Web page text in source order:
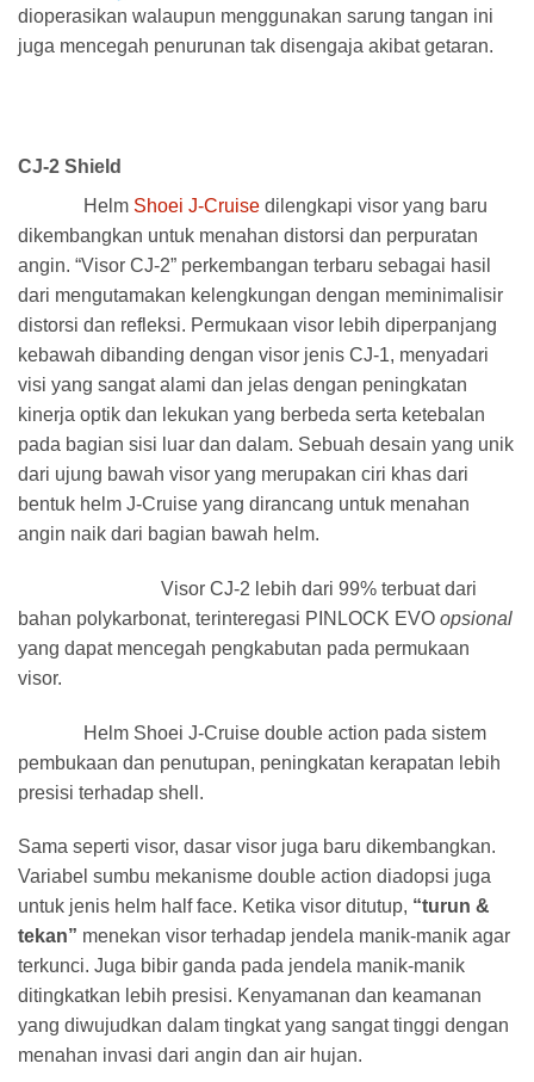
dioperasikan walaupun menggunakan sarung tangan ini
juga mencegah penurunan tak disengaja akibat getaran.
CJ-2 Shield
Helm Shoei J-Cruise dilengkapi visor yang baru
dikembangkan untuk menahan distorsi dan perpuratan
angin. “Visor CJ-2” perkembangan terbaru sebagai hasil
dari mengutamakan kelengkungan dengan meminimalisir
distorsi dan refleksi. Permukaan visor lebih diperpanjang
kebawah dibanding dengan visor jenis CJ-1, menyadari
visi yang sangat alami dan jelas dengan peningkatan
kinerja optik dan lekukan yang berbeda serta ketebalan
pada bagian sisi luar dan dalam. Sebuah desain yang unik
dari ujung bawah visor yang merupakan ciri khas dari
bentuk helm J-Cruise yang dirancang untuk menahan
angin naik dari bagian bawah helm.
Visor CJ-2 lebih dari 99% terbuat dari
bahan polykarbonat, terinteregasi PINLOCK EVO opsional
yang dapat mencegah pengkabutan pada permukaan
visor.
Helm Shoei J-Cruise double action pada sistem
pembukaan dan penutupan, peningkatan kerapatan lebih
presisi terhadap shell.
Sama seperti visor, dasar visor juga baru dikembangkan.
Variabel sumbu mekanisme double action diadopsi juga
untuk jenis helm half face. Ketika visor ditutup, “turun &
tekan” menekan visor terhadap jendela manik-manik agar
terkunci. Juga bibir ganda pada jendela manik-manik
ditingkatkan lebih presisi. Kenyamanan dan keamanan
yang diwujudkan dalam tingkat yang sangat tinggi dengan
menahan invasi dari angin dan air hujan.